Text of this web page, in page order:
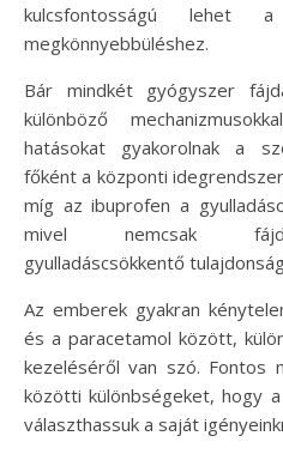
kulcsfontosságú
megkönnyebbüléshez.
Bár mindkét gyógyszer
különböző
hatásokat gyakorolnak a
főként a központi
míg az ibuprofen a
mivel nemcsak
gyulladáscsökkentő
Az emberek gyakran
és a paracetamol között,
kezeléséről van szó. Fontos
közötti különbségeket, hogy
választhassuk a saját